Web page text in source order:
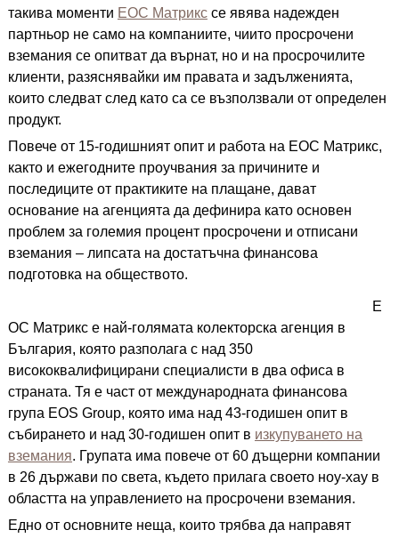
такива моменти ЕОС Матрикссе явява надежден
партньор не само на компаниите, чиито просрочени
вземания се опитват да върнат, но и на просрочилите
клиенти, разяснявайки им правата и задълженията,
които следват след като са се възползвали от определен
продукт.
Повече от 15-годишният опит и работа на ЕОС Матрикс,
както и ежегодните проучвания за причините и
последиците от практиките на плащане, дават
основание на агенцията да дефинира като основен
проблем за големия процент просрочени и отписани
вземания – липсата на достатъчна финансова
подготовка на обществото.
Е
ОС Матрикс е най-голямата колекторска агенция в
България, която разполага с над 350
висококвалифицирани специалисти в два офиса в
страната. Тя е част от международната финансова
група EOS Group, която има над 43-годишен опит в
събирането и над 30-годишен опит в изкупуването на
вземания. Групата има повече от 60 дъщерни компании
в 26 държави по света, където прилага своето ноу-хау в
областта на управлението на просрочени вземания.
Едно от основните неща, които трябва да направят